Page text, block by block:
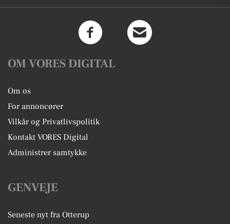
OM VORES DIGITAL
Om os
For annoncører
Vilkår og Privatlivspolitik
Kontakt VORES Digital
Administrer samtykke
GENVEJE
Seneste nyt fra Otterup